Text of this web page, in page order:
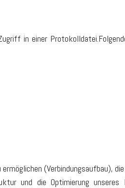
in einer
(Verbindungsaufbau),
und die Optimierung unseres